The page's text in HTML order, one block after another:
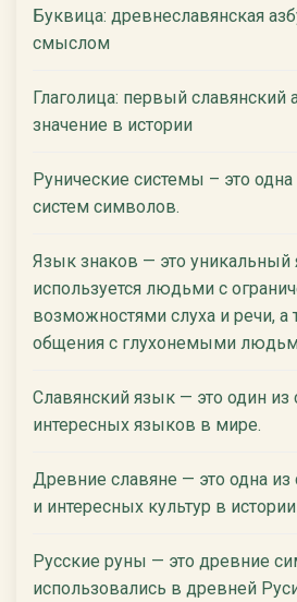
Буквица: древнеславянская
смыслом
Глаголица: первый славянский
значение в истории
Рунические системы – это
систем символов.
Язык знаков — это уникальный
используется людьми с
возможностями слуха и речи, а
общения с глухонемыми
Славянский язык — это один
интересных языков в мире.
Древние славяне — это одна
и интересных культур в
Русские руны — это древние
использовались в древней